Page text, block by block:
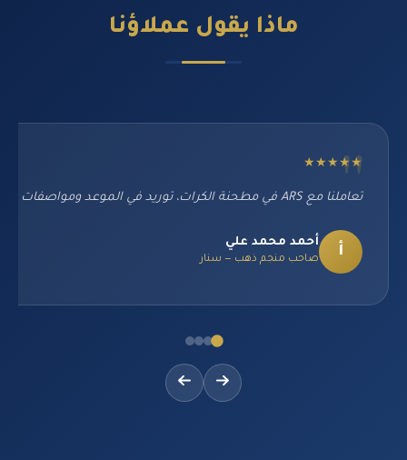
ماذا يقول عملاؤنا
★★★★★
اشترينا جرارات Massey Ferguson بمساعدة فريق ARS الاحترافي. نرشح هذه الشركة بشدة لكل المزارعين السودانيين.
م
محمد عبدالله حسن
مزارع كبير — الجزيرة